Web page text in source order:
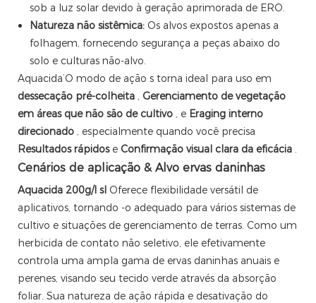
sob a luz solar devido à geração aprimorada de ERO.
Natureza não sistêmica: Os alvos expostos apenas a
folhagem, fornecendo segurança a peças abaixo do
solo e culturas não-alvo.
Aquacida’O modo de ação s torna ideal para uso em
dessecação pré-colheita , Gerenciamento de vegetação
em áreas que não são de cultivo , e Eraging interno
direcionado , especialmente quando você precisa
Resultados rápidos e Confirmação visual clara da eficácia .
Cenários de aplicação & Alvo ervas daninhas
Aquacida 200g/l sl Oferece flexibilidade versátil de
aplicativos, tornando -o adequado para vários sistemas de
cultivo e situações de gerenciamento de terras. Como um
herbicida de contato não seletivo, ele efetivamente
controla uma ampla gama de ervas daninhas anuais e
perenes, visando seu tecido verde através da absorção
foliar. Sua natureza de ação rápida e desativação do